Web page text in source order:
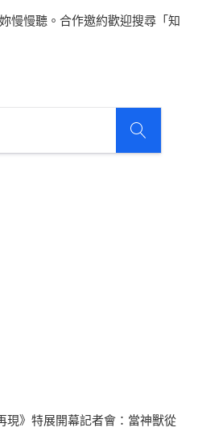
慢慢聽。合作邀約歡迎搜尋「知
現》特展開幕記者會：當神獸從